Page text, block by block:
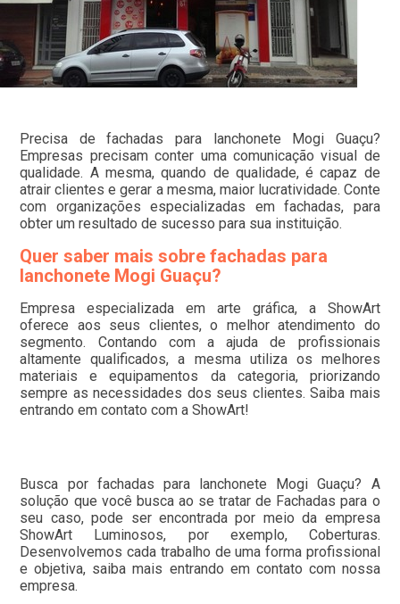
Precisa de fachadas para lanchonete Mogi Guaçu?
Empresas precisam conter uma comunicação visual de
qualidade. A mesma, quando de qualidade, é capaz de
atrair clientes e gerar a mesma, maior lucratividade. Conte
com organizações especializadas em fachadas, para
obter um resultado de sucesso para sua instituição.
Quer saber mais sobre fachadas para
lanchonete Mogi Guaçu?
Empresa especializada em arte gráfica, a ShowArt
oferece aos seus clientes, o melhor atendimento do
segmento. Contando com a ajuda de profissionais
altamente qualificados, a mesma utiliza os melhores
materiais e equipamentos da categoria, priorizando
sempre as necessidades dos seus clientes. Saiba mais
entrando em contato com a ShowArt!
Busca por fachadas para lanchonete Mogi Guaçu? A
solução que você busca ao se tratar de Fachadas para o
seu caso, pode ser encontrada por meio da empresa
ShowArt Luminosos, por exemplo, Coberturas.
Desenvolvemos cada trabalho de uma forma profissional
e objetiva, saiba mais entrando em contato com nossa
empresa.